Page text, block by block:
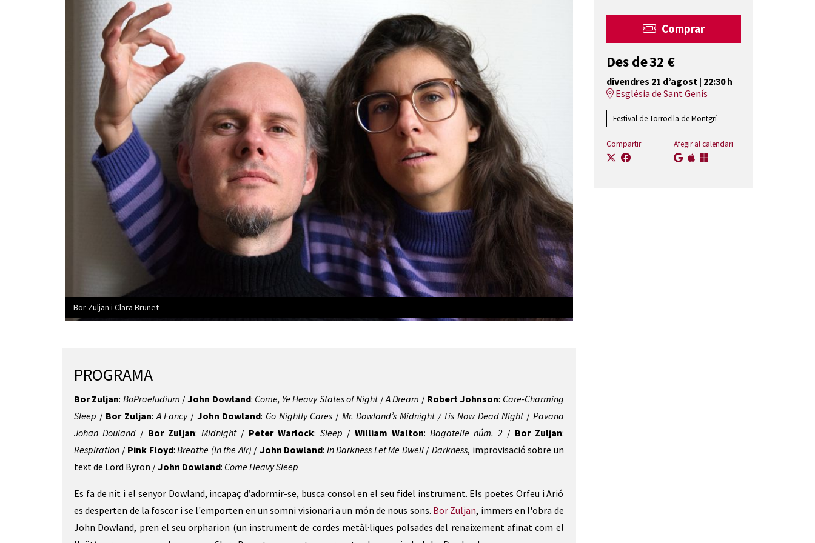
Bor Zuljan i Clara Brunet
PROGRAMA
Bor Zuljan: BoPraeludium /John Dowland: Come, Ye Heavy States of Night /A Dream / Robert Johnson: Care-Charming
Sleep / Bor Zuljan:A Fancy/ John Dowland: Go Nightly Cares / Mr. Dowland’s Midnight / Tis Now Dead Night/ Pavana
Johan Douland / Bor Zuljan: Midnight / Peter Warlock: Sleep / William Walton: Bagatelle núm. 2 / Bor Zuljan:
Respiration / Pink Floyd:Breathe (In the Air) / John Dowland: In Darkness Let Me Dwell / Darkness, improvisació sobre un
text de Lord Byron /John Dowland: Come Heavy Sleep
Es fa de nit i el senyor Dowland, incapaç d’adormir-se, busca consol en el seu fidel instrument. Els poetes Orfeu i Arió
es desperten de la foscor i se l'emporten en un somni visionari a un món de nous sons. Bor Zuljan, immers en l'obra de
John Dowland, pren el seu orpharion (un instrument de cordes metàl·liques polsades del renaixement afinat com el
Comprar
Des deDes de
32 €
divendres 21 d’agost| 22:30 h
Església de Sant Genís
Festival de Torroella de Montgrí
Compartir Afegir al calendari